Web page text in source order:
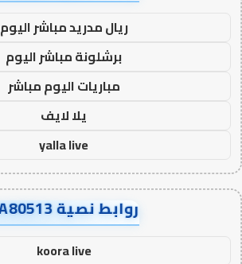
ريال مدريد مباشر اليوم
برشلونة مباشر اليوم
مباريات اليوم مباشر
يلا لايف
yalla live
روابط نصية AA80513
koora live